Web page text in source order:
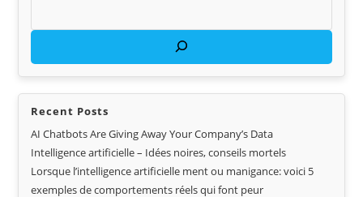
Recent Posts
AI Chatbots Are Giving Away Your Company’s Data
Intelligence artificielle – Idées noires, conseils mortels
Lorsque l’intelligence artificielle ment ou manigance: voici 5
exemples de comportements réels qui font peur